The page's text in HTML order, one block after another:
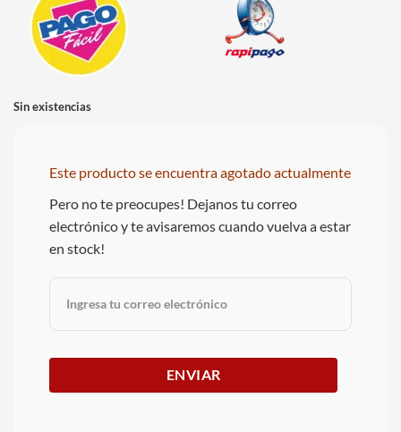
Sin existencias
Este producto se encuentra agotado actualmente
Pero no te preocupes! Dejanos tu correo
electrónico y te avisaremos cuando vuelva a estar
en stock!